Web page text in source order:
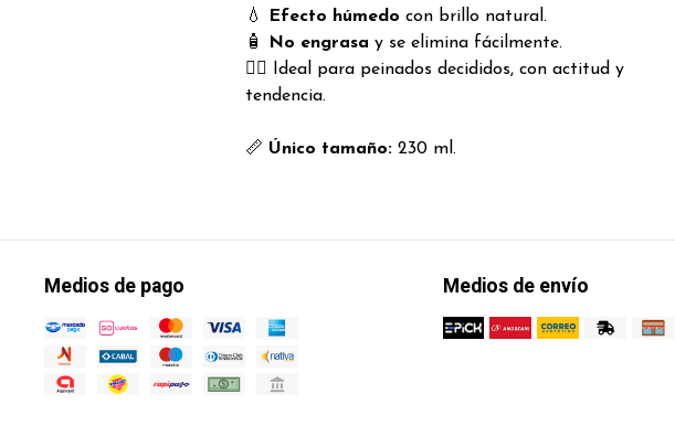
💧
Efecto húmedo con brillo natural.
🧴
No engrasa y se elimina fácilmente.
💁‍♂️ Ideal para peinados decididos, con actitud y
tendencia.
📏 Único tamaño: 230 ml.
Medios de pago Medios de envío